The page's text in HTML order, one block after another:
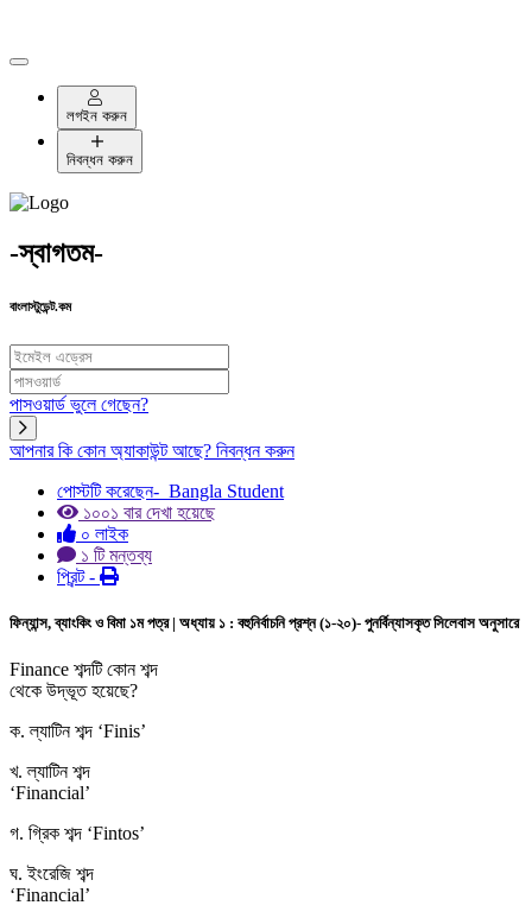
লগইন করুন
নিবন্ধন করুন
-স্বাগতম-
বাংলাস্টুডেন্ট.কম
পাসওয়ার্ড ভুলে গেছেন?
আপনার কি কোন অ্যাকাউন্ট আছে? নিবন্ধন করুন
পোস্টটি করেছেন- Bangla Student
১০০১ বার দেখা হয়েছে
০ লাইক
১ টি মন্তব্য
প্রিন্ট -
ফিন্যান্স, ব্যাংকিং ও বিমা ১ম পত্র | অধ্যায় ১ : বহুনির্বাচনি প্রশ্ন (১-২০)- পুনর্বিন্যাসকৃত সিলেবাস অনুসারে
Finance শব্দটি কোন শব্দ
থেকে উদ্ভূত হয়েছে?
ক. ল্যাটিন শব্দ ‘Finis’
খ. ল্যাটিন শব্দ
‘Financial’
গ. গ্রিক শব্দ ‘Fintos’
ঘ. ইংরেজি শব্দ
‘Financial’